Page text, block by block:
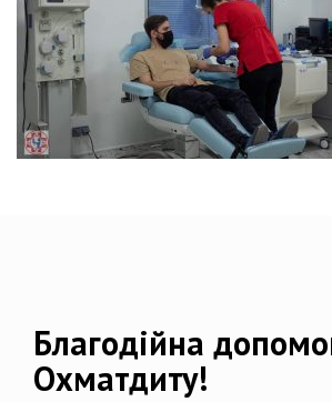
Благодійна
Охматдиту!